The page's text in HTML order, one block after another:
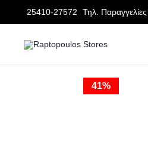
25410-27572 Τηλ. Παραγγελίες
ΑΡΧΙΚΉ ΣΕΛΊΔΑ ΥΠΟΔΗΜΑΤΑ
41%